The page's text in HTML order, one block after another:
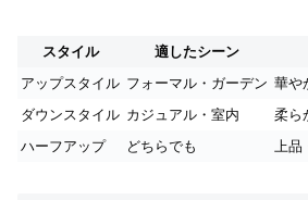
スタイル 適したシーン
アップスタイル フォーマル・ガーデン 華や
ダウンスタイル カジュアル・室内 柔ら
ハーフアップ
どちらでも 上